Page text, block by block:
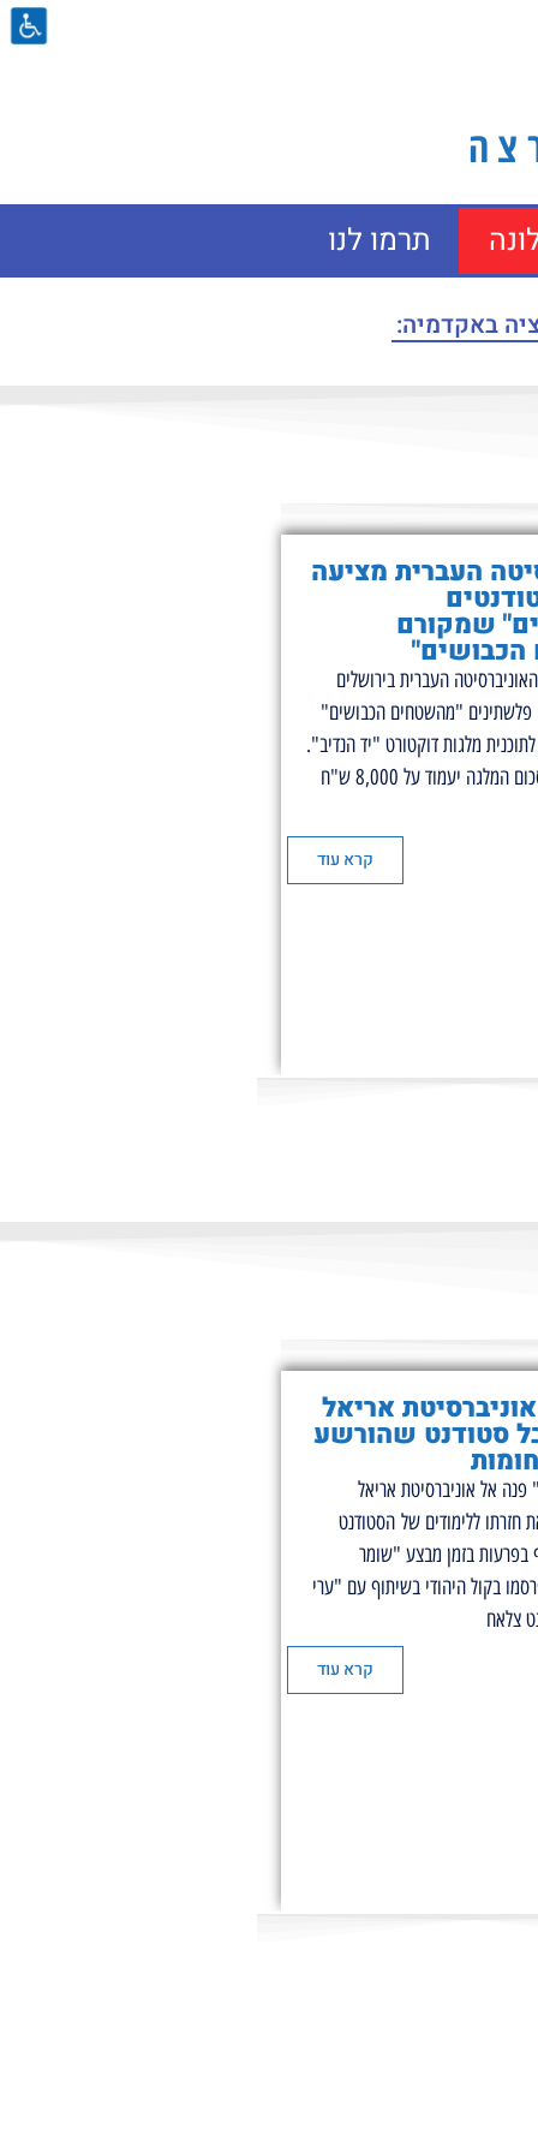
תרמו לנו
באקדמיה:
העברית מציעה
שמקורם
העברית בירושלים
פלשתינים "מהשטחים הכבושים"
מלגות דוקטורט "יד הנדיב".
על פי המסמך, סכום המלגה יעמוד על 8,000 ש"ח
קרא עוד
אריאל
סטודנט שהורשע
פנה אל אוניברסיטת אריאל
חזרתו ללימודים של הסטודנט
בזמן מבצע "שומר
בקול היהודי בשיתוף עם "ערי
צלאח
קרא עוד